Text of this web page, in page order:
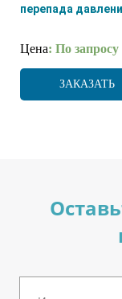
перепада
Цена: По запросу
ЗАКАЗАТЬ